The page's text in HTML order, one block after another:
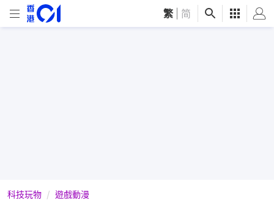
繁 简
科技玩物 遊戲動漫